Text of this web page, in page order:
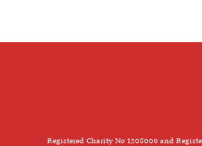
Registered Charity No 1208006 and